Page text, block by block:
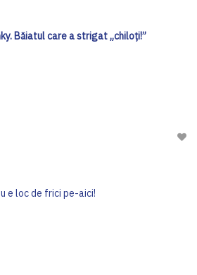
Băiatul care a strigat „chiloți!”